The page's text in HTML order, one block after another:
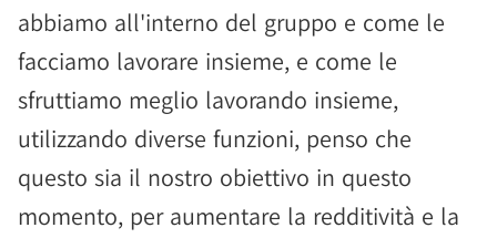
abbiamo all'interno del gruppo e come le
facciamo lavorare insieme, e come le
sfruttiamo meglio lavorando insieme,
utilizzando diverse funzioni, penso che
questo sia il nostro obiettivo in questo
momento, per aumentare la redditività e la